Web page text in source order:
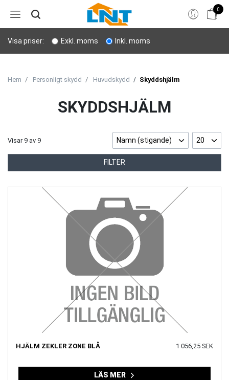
0
Hem
Bergborrning
Verktyg
Visa priser: Exkl. moms Inkl. moms
Hem Personligt skydd Huvudskydd Skyddshjälm
SKYDDSHJÄLM
Visar9 av 9 Namn (stigande) 20
FILTER
HJÄLM ZEKLER ZONE BLÅ 1 056,25 SEK
LÄS MER